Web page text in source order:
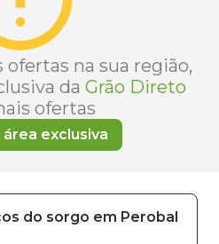
na sua região,
da Grão Direto
ofertas
exclusiva
do sorgo em Perobal